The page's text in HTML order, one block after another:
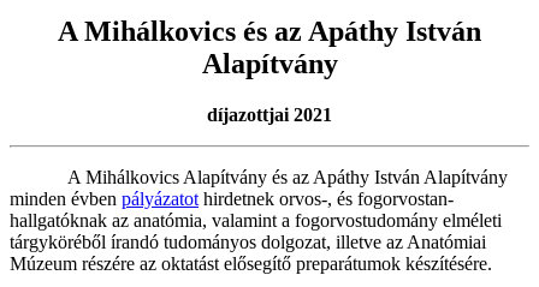
A Mihálkovics és az Apáthy István
Alapítvány
díjazottjai 2021
A Mihálkovics Alapítvány és az Apáthy István Alapítvány
minden évben pályázatot hirdetnek orvos-, és fogorvostan-
hallgatóknak az anatómia, valamint a fogorvostudomány elméleti
tárgyköréből írandó tudományos dolgozat, illetve az Anatómiai
Múzeum részére az oktatást elősegítő preparátumok készítésére.